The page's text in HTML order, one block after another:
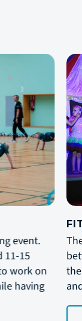
FUN KIDZ &
Dance Zone
the ages of 5-
being creative